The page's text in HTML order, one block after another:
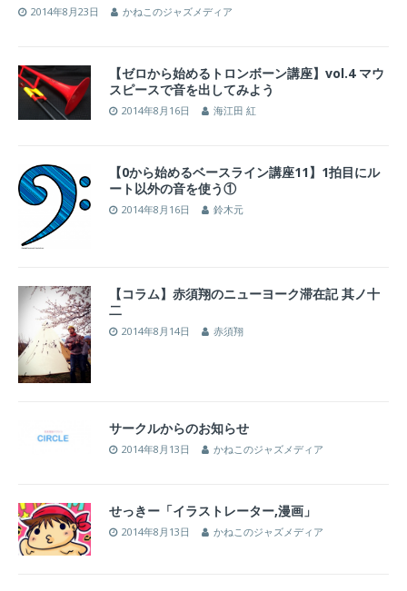
2014年8月23日 かねこのジャズメディア
【ゼロから始めるトロンボーン講座】vol.4 マウ
スピースで音を出してみよう
2014年8月16日 海江田 紅
【0から始めるベースライン講座11】1拍目にル
ート以外の音を使う①
2014年8月16日 鈴木元
【コラム】赤須翔のニューヨーク滞在記 其ノ十
二
2014年8月14日 赤須翔
サークルからのお知らせ
2014年8月13日 かねこのジャズメディア
せっきー「イラストレーター,漫画」
2014年8月13日 かねこのジャズメディア